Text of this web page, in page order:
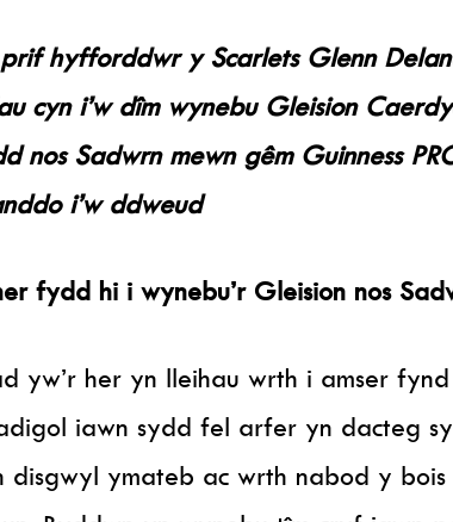
hyfforddwr y Scarlets Glenn
cyn i’w dîm wynebu Gleision
nos Sadwrn mewn gêm Guinness
i’w ddweud
fydd hi i wynebu’r Gleision nos
yw’r her yn lleihau wrth i amser
iawn sydd fel arfer yn dacteg
disgwyl ymateb ac wrth nabod y